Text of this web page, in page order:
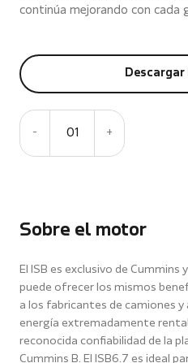
Sobre el motor
El ISB es exclusivo de
puede ofrecer los mismos
a los fabricantes de camiones
energía extremadamente
reconocida confiabilidad de la
Cummins B. El ISB6.7 es ideal
continúa mejorando con cada
- 01 +